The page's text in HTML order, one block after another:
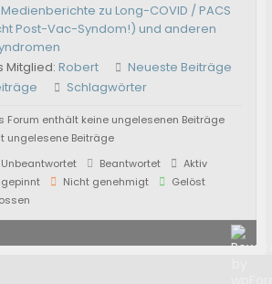
Medienberichte zu Long-COVID / PACS
Post-Vac-Syndom!) und anderen
Mitglied: Robert
Neueste Beiträge
Schlagwörter
Forum enthält keine ungelesenen Beiträge
ungelesene Beiträge
Unbeantwortet Beantwortet
Aktiv
Nicht genehmigt
Gelöst